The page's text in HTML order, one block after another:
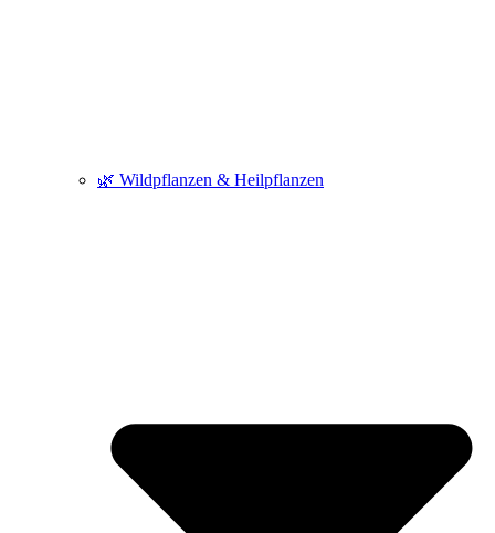
🌿 Wildpflanzen & Heilpflanzen